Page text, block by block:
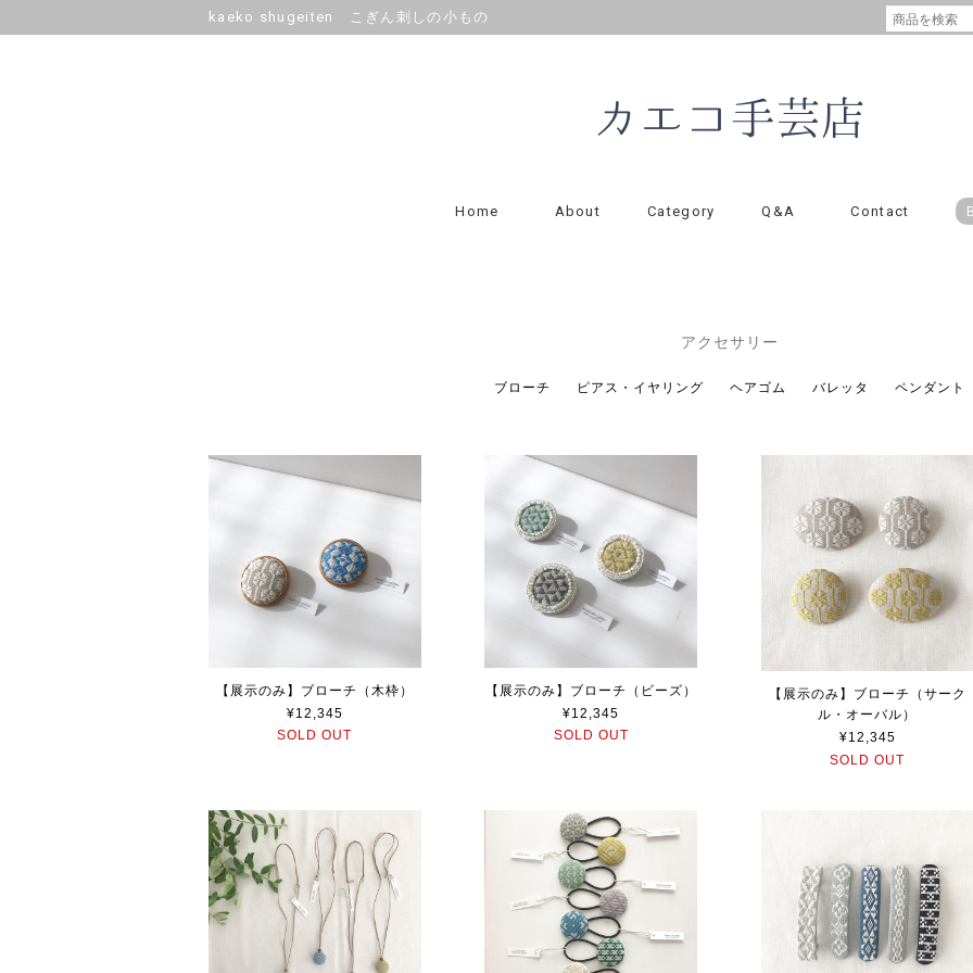
kaeko shugeiten こぎん刺しの小もの
Home About Category Q&A Contact
アクセサリー
ブローチ ピアス・イヤリング ヘアゴム バレッタ ペンダント
【展示のみ】ブローチ（木枠）
¥12,345
SOLD OUT
【展示のみ】ブローチ（ビーズ）
¥12,345
SOLD OUT
【展示のみ】ブローチ（サーク
ル・オーバル）
¥12,345
SOLD OUT